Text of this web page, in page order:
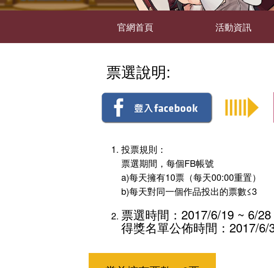
官網首頁 活動資訊
票選說明:
投票規則：
票選期間，每個FB帳號
a)每天擁有10票（每天00:00重置）
b)每天對同一個作品投出的票數≤3
票選時間：2017/6/19 ~ 6/28
得獎名單公佈時間：2017/6/